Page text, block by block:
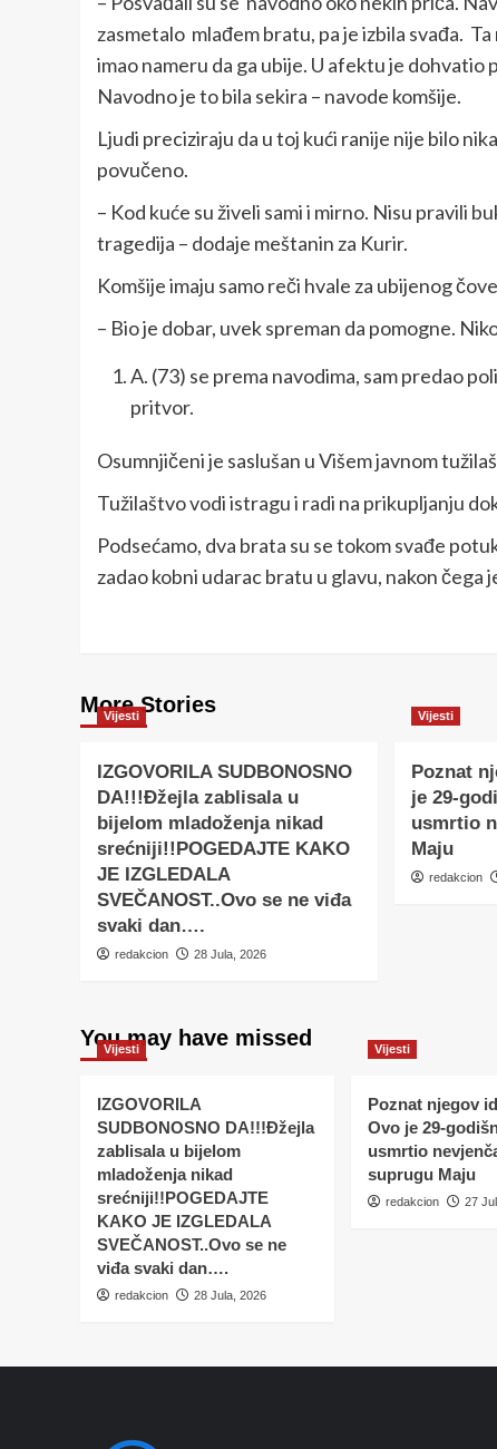
zasmetalo mlađem bratu, pa je izbila svađa.
imao nameru da ga ubije. U afektu je dohvatio
Navodno je to bila sekira – navode komšije.
Ljudi preciziraju da u toj kući ranije nije bilo
povučeno.
– Kod kuće su živeli sami i mirno. Nisu pravili
tragedija – dodaje meštanin za Kurir.
Komšije imaju samo reči hvale za ubijenog
– Bio je dobar, uvek spreman da pomogne.
A. (73) se prema navodima, sam predao
pritvor.
Osumnjičeni je saslušan u Višem javnom
Tužilaštvo vodi istragu i radi na prikupljanju
Podsećamo, dva brata su se tokom svađe
zadao kobni udarac bratu u glavu, nakon čega
More Stories
Vijesti
IZGOVORILA SUDBONOSNO
DA!!!Đžejla zablisala u
bijelom mladoženja nikad
srećniji!!POGEDAJTE KAKO
JE IZGLEDALA
SVEČANOST..Ovo se ne viđa
svaki dan….
redakcion 28 Jula, 2026
Vijesti
Poznat
je 29-
usmrtio
Maju
redakcion
You may have missed
Vijesti
IZGOVORILA
SUDBONOSNO DA!!!Đžejla
zablisala u bijelom
mladoženja nikad
srećniji!!POGEDAJTE
KAKO JE IZGLEDALA
SVEČANOST..Ovo se ne
viđa svaki dan….
redakcion 28 Jula, 2026
Vijesti
Poznat njegov
Ovo je 29-
usmrtio
suprugu Maju
redakcion 27